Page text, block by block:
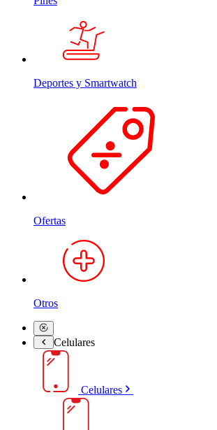
Deportes y Smartwatch
Ofertas
Otros
Celulares
Celulares